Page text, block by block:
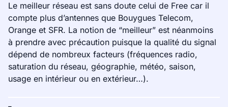
Le meilleur réseau est sans doute celui de Free car il
compte plus d’antennes que Bouygues Telecom,
Orange et SFR. La notion de “meilleur” est néanmoins
à prendre avec précaution puisque la qualité du signal
dépend de nombreux facteurs (fréquences radio,
saturation du réseau, géographie, météo, saison,
usage en intérieur ou en extérieur…).